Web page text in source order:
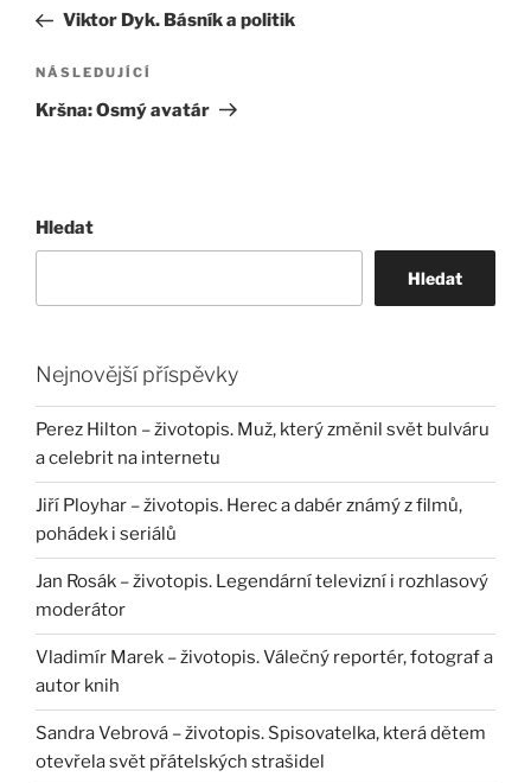
příspěvek
příspěvek
Viktor Dyk. Básník a politik
Následující
příspěvek
NÁSLEDUJÍCÍ
Kršna: Osmý avatár
Hledat
Hledat
Nejnovější příspěvky
Perez Hilton – životopis. Muž, který změnil svět bulváru
a celebrit na internetu
Jiří Ployhar – životopis. Herec a dabér známý z filmů,
pohádek i seriálů
Jan Rosák – životopis. Legendární televizní i rozhlasový
moderátor
Vladimír Marek – životopis. Válečný reportér, fotograf a
autor knih
Sandra Vebrová – životopis. Spisovatelka, která dětem
otevřela svět přátelských strašidel